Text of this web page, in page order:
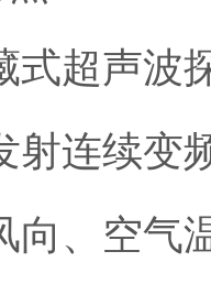
式超声波
射连续变
向、空气